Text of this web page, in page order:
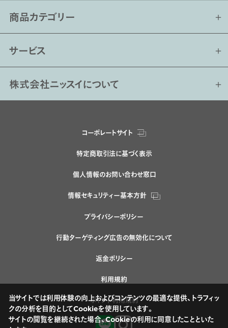
商品カテゴリー
サービス
株式会社ニッスイについて
コーポレートサイト
特定商取引法に基づく表示
個人情報のお問い合わせ窓口
情報セキュリティー基本方針
プライバシーポリシー
行動ターゲティング広告の無効化について
返金ポリシー
利用規約
ポイント利用規約
当サイトでは利用体験の向上およびコンテンツの最適な提供、トラフィッ
クの分析を目的としてCookieを使用しています。
サイトの閲覧を継続された場合、Cookieの利用に同意したことといた